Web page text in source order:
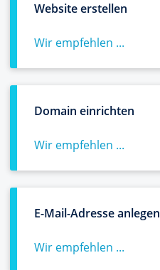
Website erstellen
Wir empfehlen ...
Domain einrichten
Wir empfehlen ...
E-Mail-Adresse anlegen
Wir empfehlen ...